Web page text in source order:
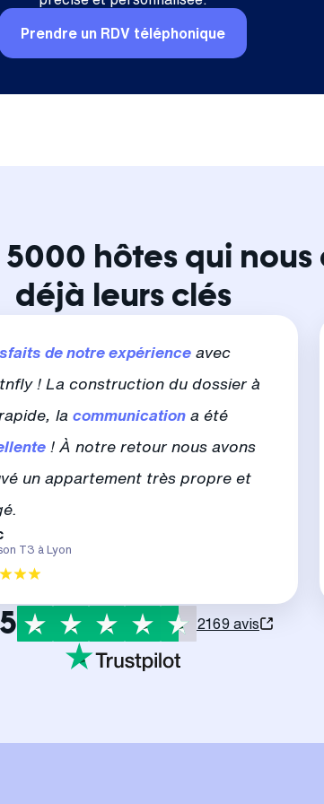
Prendre un RDV téléphonique
5000 hôtes qui
déjà leurs clés
de notre expérience avec
! La construction du dossier à
lacommunication a été
! À notre retour nous avons
un appartement très propre et
son T3 à Lyon
2169 avis